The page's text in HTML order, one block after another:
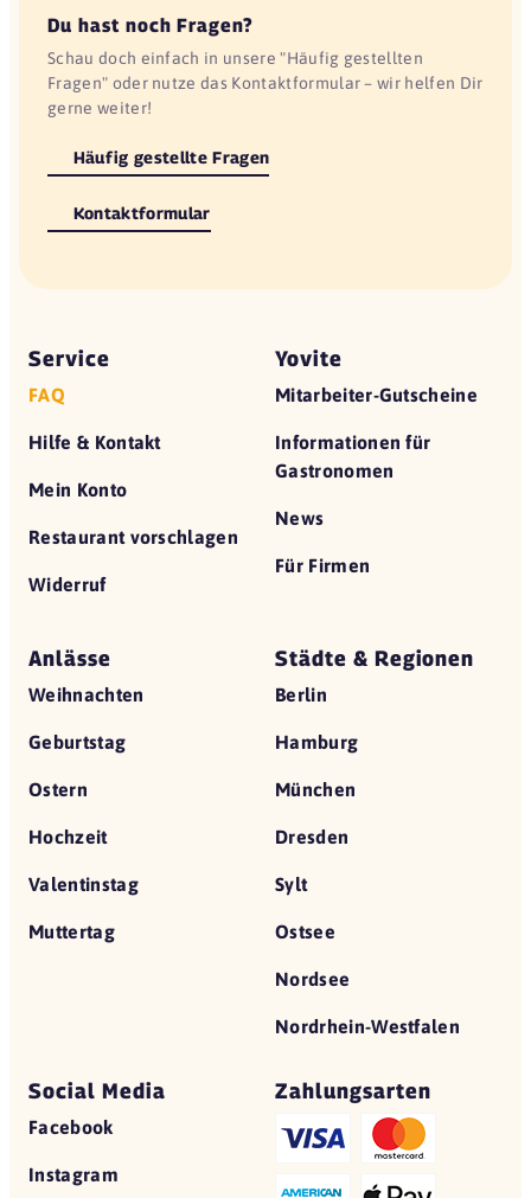
Du hast noch Fragen?
Schau doch einfach in unsere "Häufig gestellten
Fragen" oder nutze das Kontaktformular – wir helfen Dir
gerne weiter!
Häufig gestellte Fragen
Kontaktformular
Service
FAQ
Hilfe & Kontakt
Mein Konto
Restaurant vorschlagen
Widerruf
Yovite
Mitarbeiter-Gutscheine
Informationen für
Gastronomen
News
Für Firmen
Anlässe
Weihnachten
Geburtstag
Ostern
Hochzeit
Valentinstag
Muttertag
Städte & Regionen
Berlin
Hamburg
München
Dresden
Sylt
Ostsee
Nordsee
Nordrhein-Westfalen
Social Media
Facebook
Instagram
Zahlungsarten